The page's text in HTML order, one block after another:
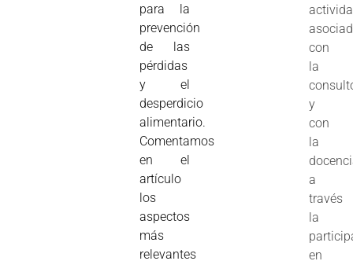
para la
prevención
de las
pérdidas
y el
desperdicio
alimentario.
Comentamos
en el
artículo
los
aspectos
más
relevantes
con
la
y
con
la
a
través
la
en